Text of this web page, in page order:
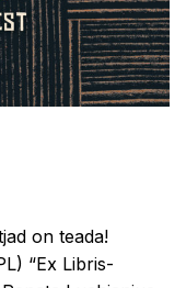
on teada!
“Ex Libris-